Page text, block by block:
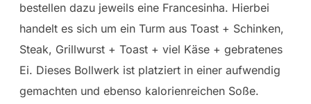
bestellen dazu jeweils eine Francesinha. Hierbei
handelt es sich um ein Turm aus Toast + Schinken,
Steak, Grillwurst + Toast + viel Käse + gebratenes
Ei. Dieses Bollwerk ist platziert in einer aufwendig
gemachten und ebenso kalorienreichen Soße.